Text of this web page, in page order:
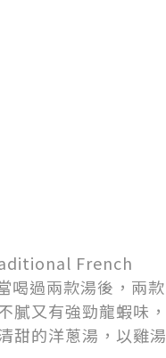
French
過兩款湯後，兩款
膩又有強勁龍蝦味，
甜的洋蔥湯，以雞湯